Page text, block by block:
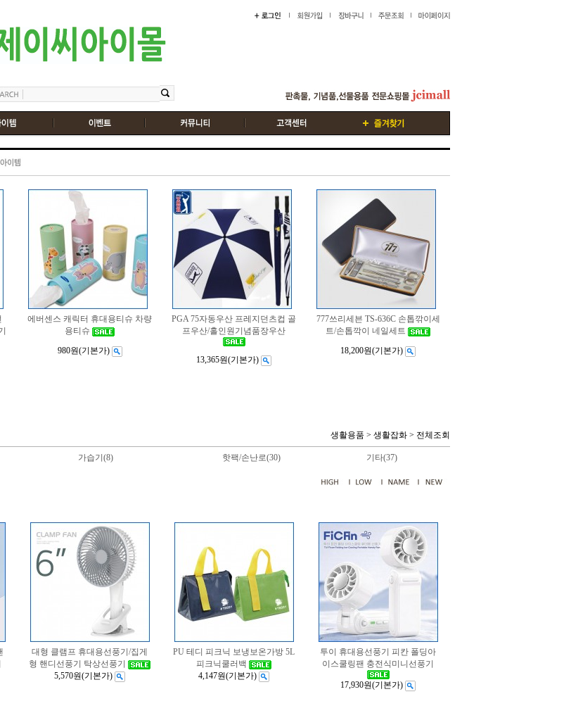
에버센스 캐릭터 휴대용티슈 차량
용티슈
980원(기본가)
PGA 75자동우산 프레지던츠컵 골
프우산/홀인원기념품장우산
13,365원(기본가)
777쓰리세븐 TS-636C 손톱깎이세
트/손톱깍이 네일세트
18,200원(기본가)
생활용품 > 생활잡화 > 전체조회
가습기(8) 핫팩/손난로(30) 기타(37)
대형 클램프 휴대용선풍기/집게
형 핸디선풍기 탁상선풍기
5,570원(기본가)
PU 테디 피크닉 보냉보온가방 5L
피크닉쿨러백
4,147원(기본가)
투이 휴대용선풍기 피칸 폴딩아
이스쿨링팬 충전식미니선풍기
17,930원(기본가)